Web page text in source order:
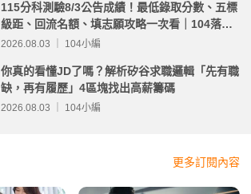
115分科測驗8/3公告成績！最低錄取分數、五標
級距、回流名額、填志願攻略一次看｜104落點
分析
2026.08.03 ｜ 104小編
你真的看懂JD了嗎？解析矽谷求職邏輯「先有職
缺，再有履歷」4區塊找出高薪籌碼
2026.08.03 ｜ 104小編
更多訂閱內容